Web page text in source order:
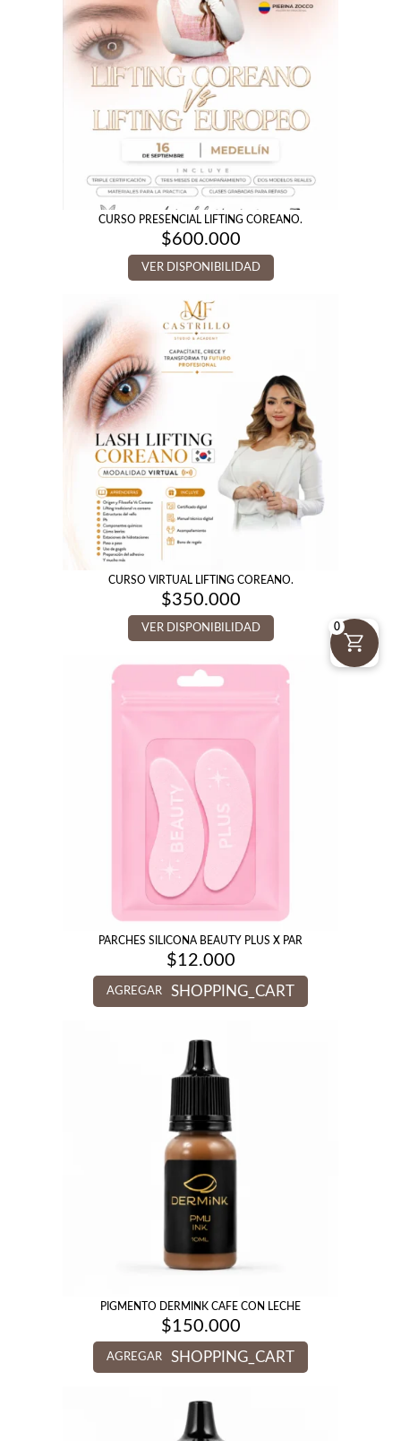
CURSO PRESENCIAL LIFTING COREANO.
$600.000
VER DISPONIBILIDAD
CURSO VIRTUAL LIFTING COREANO.
$350.000
VER DISPONIBILIDAD
PARCHES SILICONA BEAUTY PLUS X PAR
$12.000
AGREGAR SHOPPING_CART
PIGMENTO DERMINK CAFE CON LECHE
$150.000
AGREGAR SHOPPING_CART
0